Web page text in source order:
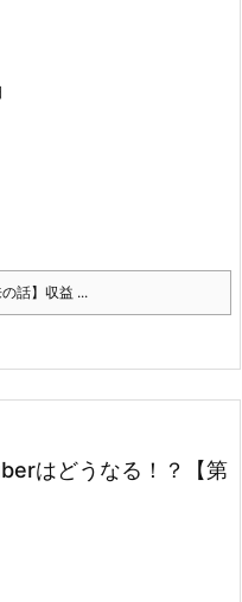
話】収益 ...
はどうなる！？【第